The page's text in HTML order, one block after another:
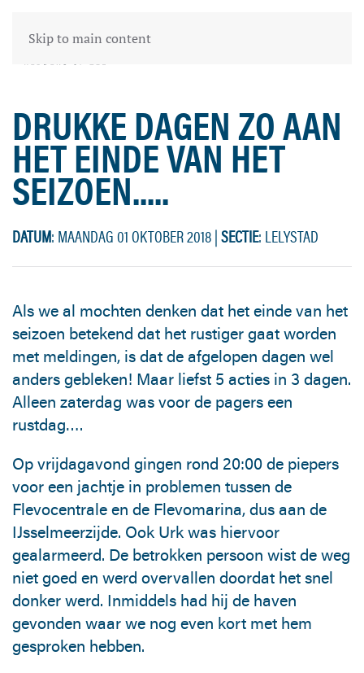
Skip to main content
DRUKKE DAGEN ZO AAN
HET EINDE VAN HET
SEIZOEN.....
DATUM: MAANDAG 01 OKTOBER 2018|SECTIE: LELYSTAD
Als we al mochten denken dat het einde van het
seizoen betekend dat het rustiger gaat worden
met meldingen, is dat de afgelopen dagen wel
anders gebleken! Maar liefst 5 acties in 3 dagen.
Alleen zaterdag was voor de pagers een
rustdag….
Op vrijdagavond gingen rond 20:00 de piepers
voor een jachtje in problemen tussen de
Flevocentrale en de Flevomarina, dus aan de
IJsselmeerzijde. Ook Urk was hiervoor
gealarmeerd. De betrokken persoon wist de weg
niet goed en werd overvallen doordat het snel
donker werd. Inmiddels had hij de haven
gevonden waar we nog even kort met hem
gesproken hebben.